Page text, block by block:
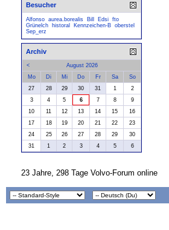
Besucher
Alfonso aurea.borealis Bill Edsi fto
Grünelch
historal Kennzeichen-B oberstel
Sep_erz
Archiv
<
August 2026
Mo
Di Mi Do Fr Sa
So
27
28 29 30 31 1
2
3
4 5 6 7 8
9
10
11 12 13 14 15
16
17
18 19 20 21 22
23
24
25 26 27 28 29
30
31
1 2 3 4 5 6
23 Jahre, 298 Tage Volvo-Forum online